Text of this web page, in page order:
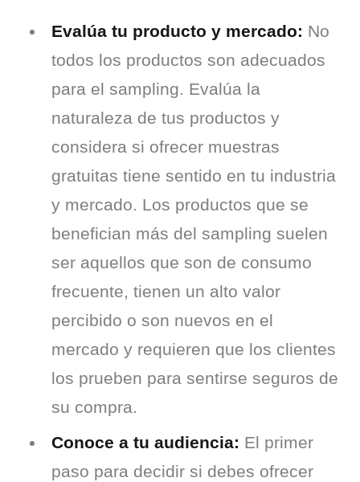
Evalúa tu producto y mercado: No
todos los productos son adecuados
para el sampling. Evalúa la
naturaleza de tus productos y
considera si ofrecer muestras
gratuitas tiene sentido en tu industria
y mercado. Los productos que se
benefician más del sampling suelen
ser aquellos que son de consumo
frecuente, tienen un alto valor
percibido o son nuevos en el
mercado y requieren que los clientes
los prueben para sentirse seguros de
su compra.
Conoce a tu audiencia: El primer
paso para decidir si debes ofrecer